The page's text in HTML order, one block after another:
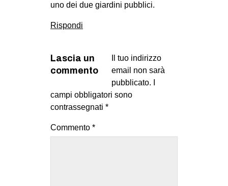
uno dei due giardini pubblici.
Rispondi
Lascia un
commento
Il tuo indirizzo
email non sarà
pubblicato.
campi obbligatori sono
contrassegnati *
Commento *